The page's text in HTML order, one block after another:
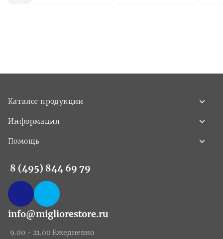
Каталог продукции
Информация
Помощь
8 (495) 844 69 79
info@migliorestore.ru
9.00 - 21.00 Ежедневно